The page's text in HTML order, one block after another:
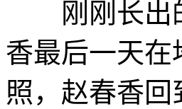
刚刚长出的
香最后一天在
照，赵春香